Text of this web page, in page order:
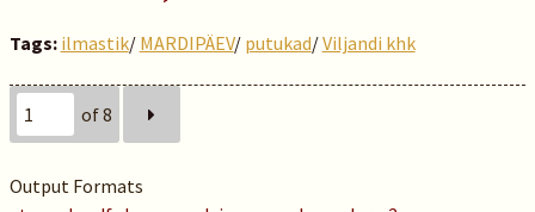
Tags: ilmastik/ MARDIPÄEV/ putukad/Viljandi khk
of 8
Output Formats